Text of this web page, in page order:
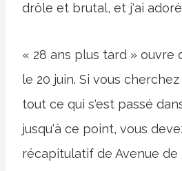
drôle et brutal, et j'ai
« 28 ans plus tard » ouvre
le 20 juin. Si vous
tout ce qui s'est passé
jusqu'à ce point, vous
récapitulatif de Avenue de